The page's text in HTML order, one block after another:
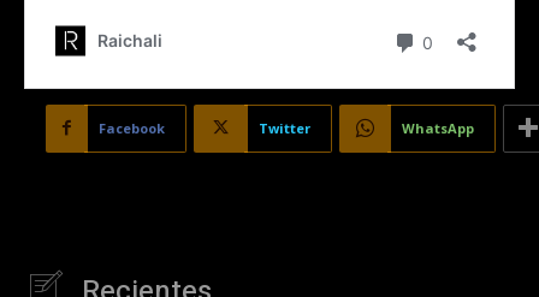
Facebook Twitter WhatsApp